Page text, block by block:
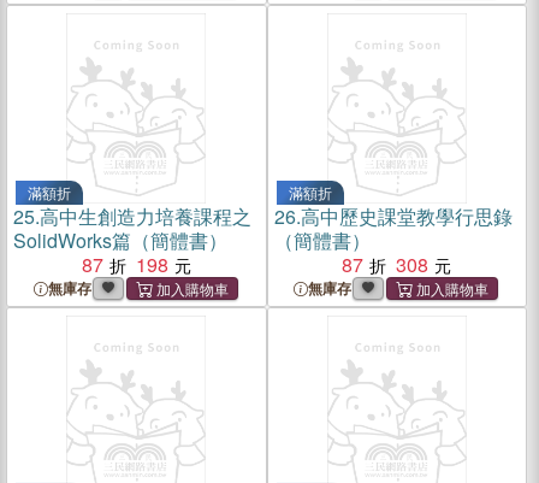
滿額折
25.高中生創造力培養課程之
SolidWorks篇（簡體書）
87
198
無庫存
滿額折
26.高中歷史課堂教學行思錄
（簡體書）
87
308
無庫存